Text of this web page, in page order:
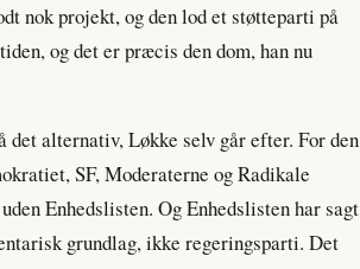
nok projekt, og den lod et støtteparti på
og det er præcis den dom, han nu
det alternativ, Løkke selv går efter. For den
SF, Moderaterne og Radikale
Enhedslisten. Og Enhedslisten har sagt
grundlag, ikke regeringsparti. Det